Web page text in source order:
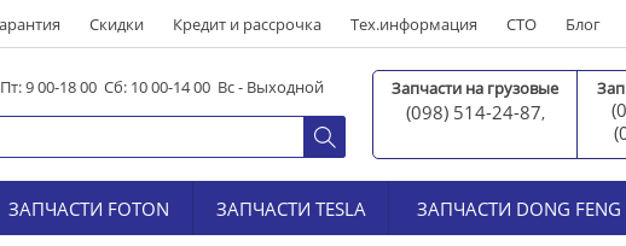
Скидки Кредит и рассрочка Тех.информация СТО Блог
9 00-18 00 Сб: 10 00-14 00 Вс - Выходной Запчасти на грузовые
(098) 514-24-87,
ЗАПЧАСТИ FOTON ЗАПЧАСТИ TESLA ЗАПЧАСТИ DONG FENG